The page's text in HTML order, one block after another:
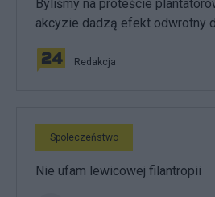
Byliśmy na proteście
akcyzie dadzą efekt odwrotny
Redakcja
Społeczeństwo
Nie ufam lewicowej filantropii